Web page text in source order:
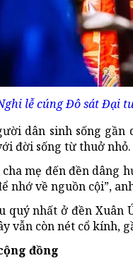
lễ cúng Đô sát Đại
dân sinh sống
đời sống từ thuở nhỏ.
mẹ đến đền
nhớ về nguồn cội”,
quý nhất ở đền
vẫn còn nét cổ kính,
đồng